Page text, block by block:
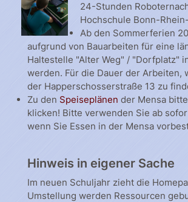
24-Stunden
Hochschule Bonn-
Ab den Sommerferien
aufgrund von Bauarbeiten für eine
Haltestelle "Alter Weg" / "Dorfplatz"
werden. Für die Dauer der Arbeiten,
der Happerschosserstraße 13 zu
Zu den Speiseplänen der Mensa
klicken! Bitte verwenden Sie ab
wenn Sie Essen in der Mensa
Hinweis in eigener Sache
Im neuen Schuljahr zieht die
Umstellung werden Ressourcen